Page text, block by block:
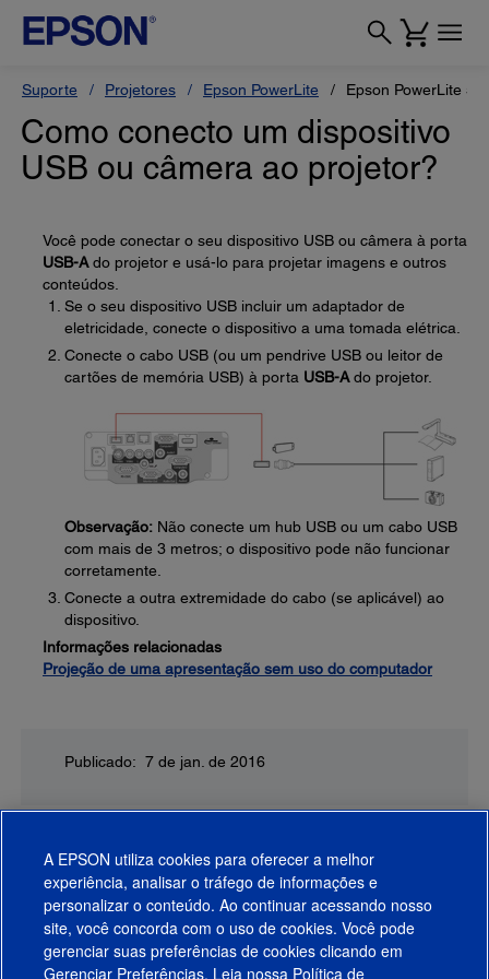
Suporte Projetores Epson PowerLite Epson PowerLite
Como conecto um dispositivo
USB ou câmera ao projetor?
Você pode conectar o seu dispositivo USB ou câmera à porta
USB-Ado projetor e usá-lo para projetar imagens e outros
conteúdos.
Se o seu dispositivo USB incluir um adaptador de
eletricidade, conecte o dispositivo a uma tomada elétrica.
Conecte o cabo USB (ou um pendrive USB ou leitor de
cartões de memória USB) à porta USB-Ado projetor.
Observação: Não conecte um hub USB ou um cabo USB
com mais de 3 metros; o dispositivo pode não funcionar
corretamente.
Conecte a outra extremidade do cabo (se aplicável) ao
dispositivo.
Informações relacionadas
Projeção de uma apresentação sem uso do computador
Publicado: 7 de jan. de 2016
Produtos
A EPSON utiliza cookies para oferecer a melhor
experiência, analisar o tráfego de informações e
personalizar o conteúdo. Ao continuar acessando nosso
site, você concorda com o uso de cookies. Você pode
gerenciar suas preferências de cookies clicando em
Gerenciar Preferências. Leia nossa Política de